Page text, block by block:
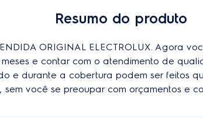
Resumo do produto
ORIGINAL ELECTROLUX. Agora
meses e contar com o atendimento de
e durante a cobertura podem ser feitos
sem você se preoupar com orçamentos e